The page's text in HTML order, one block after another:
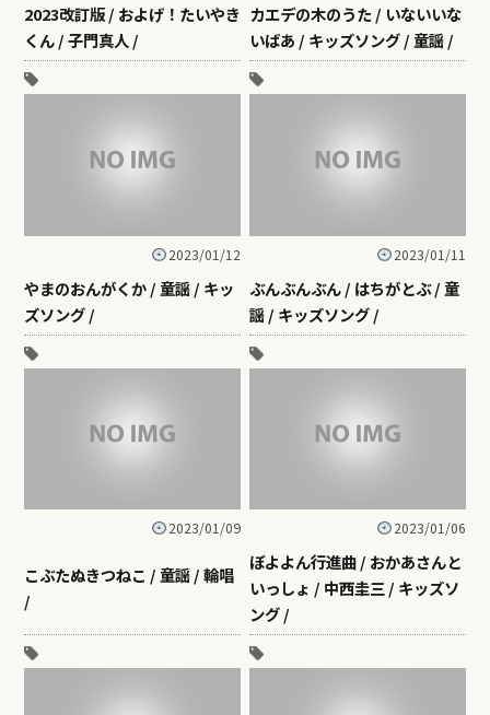
2023改訂版 / およげ！たいやき
くん / 子門真人 /
カエデの木のうた / いないいな
いばあ / キッズソング / 童謡 /
2023/01/12
やまのおんがくか / 童謡 / キッ
ズソング /
2023/01/11
ぶんぶんぶん / はちがとぶ / 童
謡 / キッズソング /
2023/01/09
こぶたぬきつねこ / 童謡 / 輪唱
/
2023/01/06
ぼよよん行進曲 / おかあさんと
いっしょ / 中西圭三 / キッズソ
ング /